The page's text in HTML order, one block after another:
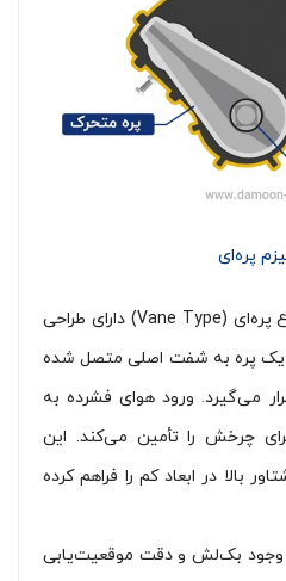
پره‌ای
جک‌های روتاری پنوماتیک نوع پره‌ای (Vane Type) دارای طراحی
یک پره به شفت اصلی متصل شده
می‌گیرد. ورود هوای فشرده به
چرخش را تأمین می‌کند. این
بالا در ابعاد کم را فراهم کرده
وجود بک‌لش و دقت موقعیت‌یابی